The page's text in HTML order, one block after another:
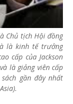
Chủ tịch Hội đồng
là kinh tế trưởng
cấp của Jackson
là giảng viên cấp
sách gần đây nhất